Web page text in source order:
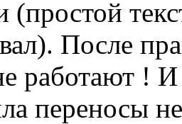
(простой
После
работают !
переносы